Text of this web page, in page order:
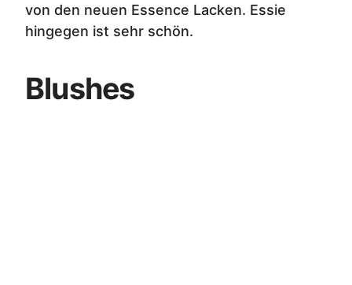
von den neuen Essence Lacken. Essie
hingegen ist sehr schön.
Blushes